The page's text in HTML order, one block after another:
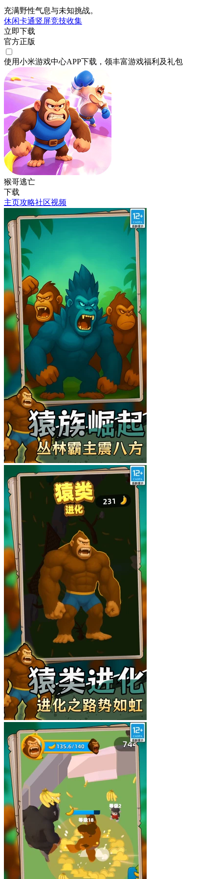
充满野性气息与未知挑战。
休闲卡通竖屏竞技收集
立即下载
官方正版
使用小米游戏中心APP下载 ，领丰富游戏福利 及礼包
猴哥逃亡
下载
主页攻略社区视频